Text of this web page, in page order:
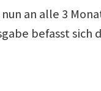
an alle 3
befasst sich